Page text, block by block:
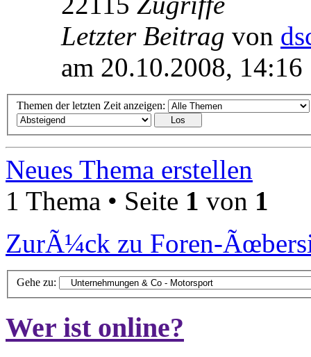
Letzter Beitrag von
am 20.10.2008, 14:16
Themen der letzten Zeit anzeigen:
Neues Thema erstellen
1 Thema • Seite 1 von 1
ZurÃ¼ck zu Foren-
Gehe zu:
Wer ist online?